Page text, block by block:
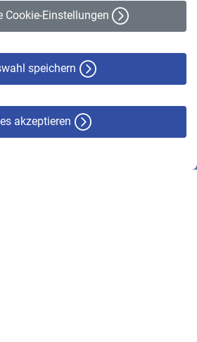
Cookie-Einstellungen
speichern
akzeptieren